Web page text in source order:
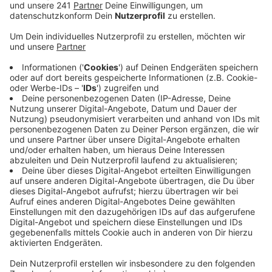
Anzeige
Autos sind dabei frontal zusammengestoßen. Drei
Menschen wurden verletzt. Fotos zeigen, dass
Autoteile im ganzen Kreuzungsbereich verteilt lagen.
Ebenfalls auf der B477 – diesmal aber bei Vettweiß -
gab es einige Stunden vorher schon einen
Auffahrunfall von drei Motorradfahrern. Einer von ihnen
wurde schwer verletzt und kam ins Krankenhaus.
Auch in der Rureifel hat es am Wochenende einen
schweren Unfall gegeben. Auf der Panoramastraße
von Schmitt Richtung Vossenack ist ein
Motorradfahrer gestürzt. Er ist laut Polizei in einen
gerutscht. Dabei hat sich der Fahrer schwer verletzt.